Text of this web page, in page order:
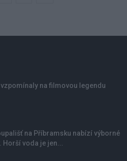
na filmovou legendu
na Příbramsku nabízí výborné
voda je jen...